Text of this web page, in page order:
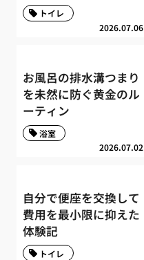
2026.07.06
トイレ
お風呂の排水溝つまり
を未然に防ぐ黄金のル
ーティン
2026.07.02
浴室
自分で便座を交換して
費用を最小限に抑えた
体験記
トイレ